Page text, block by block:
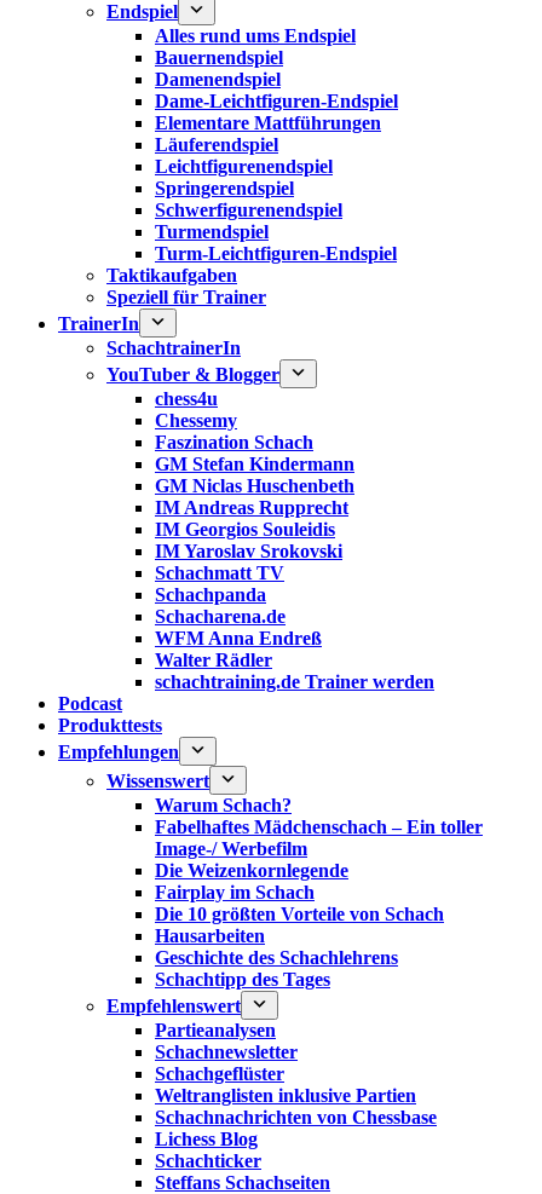
Endspiel
Alles rund ums Endspiel
Bauernendspiel
Damenendspiel
Dame-Leichtfiguren-Endspiel
Elementare Mattführungen
Läuferendspiel
Leichtfigurenendspiel
Springerendspiel
Schwerfigurenendspiel
Turmendspiel
Turm-Leichtfiguren-Endspiel
Taktikaufgaben
Speziell für Trainer
TrainerIn
SchachtrainerIn
YouTuber & Blogger
chess4u
Chessemy
Faszination Schach
GM Stefan Kindermann
GM Niclas Huschenbeth
IM Andreas Rupprecht
IM Georgios Souleidis
IM Yaroslav Srokovski
Schachmatt TV
Schachpanda
Schacharena.de
WFM Anna Endreß
Walter Rädler
schachtraining.de Trainer werden
Podcast
Produkttests
Empfehlungen
Wissenswert
Warum Schach?
Fabelhaftes Mädchenschach – Ein toller
Image-/ Werbefilm
Die Weizenkornlegende
Fairplay im Schach
Die 10 größten Vorteile von Schach‎
Hausarbeiten
Geschichte des Schachlehrens
Schachtipp des Tages
Empfehlenswert
Partieanalysen
Schachnewsletter
Schachgeflüster
Weltranglisten inklusive Partien
Schachnachrichten von Chessbase
Lichess Blog
Schachticker
Steffans Schachseiten